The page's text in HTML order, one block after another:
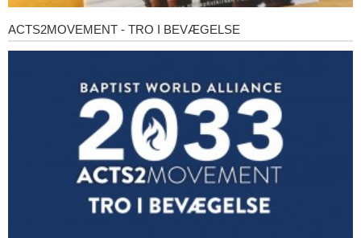
Acts2Movement
ACTS2MOVEMENT - TRO I BEVÆGELSE